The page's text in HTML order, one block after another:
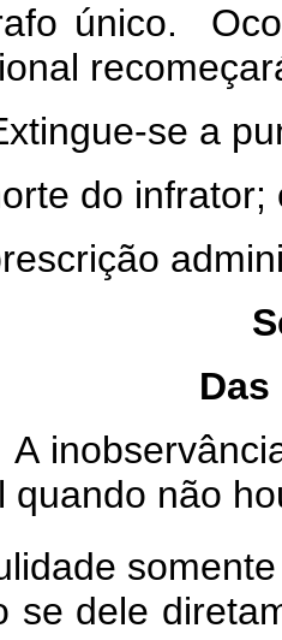
se a
do infrator;
quando não
se dele